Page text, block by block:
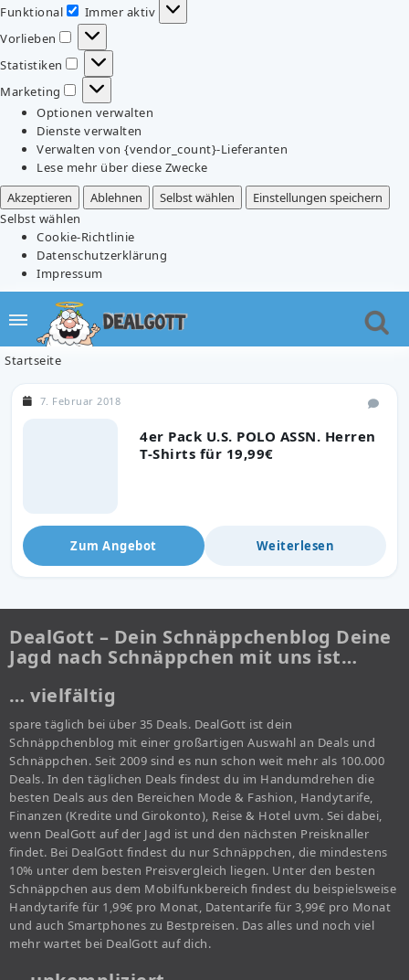
Funktional
Funktional
Immer aktiv
Vorlieben
Vorlieben
Statistiken
Statistiken
Marketing
Marketing
Optionen verwalten
Dienste verwalten
Verwalten von {vendor_count}-Lieferanten
Lese mehr über diese Zwecke
Akzeptieren
Ablehnen Selbst wählen
Einstellungen speichern
Selbst wählen
Cookie-Richtlinie
Datenschutzerklärung
Impressum
Startseite
4er Pack U.S. POLO ASSN. Herren
T-Shirts für 19,99€
7. Februar 2018
Zum Angebot Weiterlesen
DealGott – Dein Schnäppchenblog Deine
Jagd nach Schnäppchen mit uns ist…
… vielfältig
spare täglich bei über 35 Deals. DealGott ist dein
Schnäppchenblog mit einer großartigen Auswahl an Deals und
Schnäppchen. Seit 2009 sind es nun schon weit mehr als 100.000
Deals. In den täglichen Deals findest du im Handumdrehen die
besten Deals aus den Bereichen Mode & Fashion, Handytarife,
Finanzen (Kredite und Girokonto), Reise & Hotel uvm. Sei dabei,
wenn DealGott auf der Jagd ist und den nächsten Preisknaller
findet. Bei DealGott findest du nur Schnäppchen, die mindestens
10% unter dem besten Preisvergleich liegen. Unter den besten
Schnäppchen aus dem Mobilfunkbereich findest du beispielsweise
Handytarife für 1,99€ pro Monat, Datentarife für 3,99€ pro Monat
und auch Smartphones zu Bestpreisen. Das alles und noch viel
mehr wartet bei DealGott auf dich.